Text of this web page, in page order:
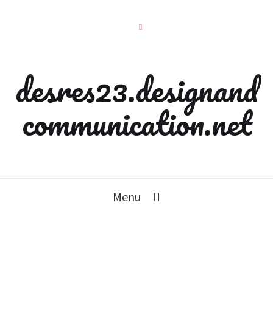
desres23.designand
communication.net
Menu